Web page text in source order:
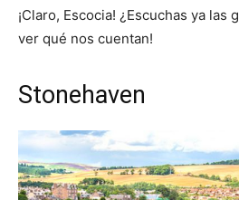
¡Claro, Escocia! ¿Escuchas ya las
ver qué nos cuentan!
Stonehaven